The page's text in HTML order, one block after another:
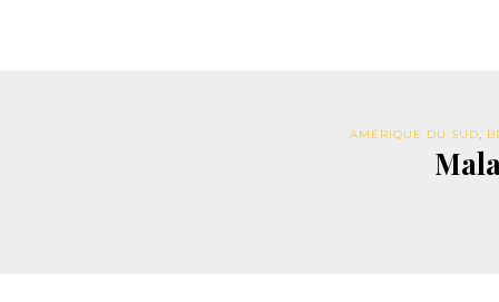
AMÉRIQUE DU SUD,